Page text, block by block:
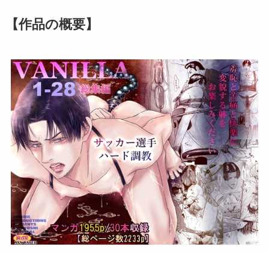
【作品の概要】